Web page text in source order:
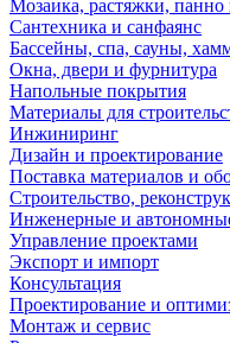
Мозаика, растяжки,
Сантехника и санфаянс
Бассейны, спа, сауны,
Окна, двери и фурнитура
Напольные покрытия
Материалы для
Инжиниринг
Дизайн и проектирование
Поставка материалов и
Строительство,
Инженерные и
Управление проектами
Экспорт и импорт
Консультация
Проектирование и
Монтаж и сервис